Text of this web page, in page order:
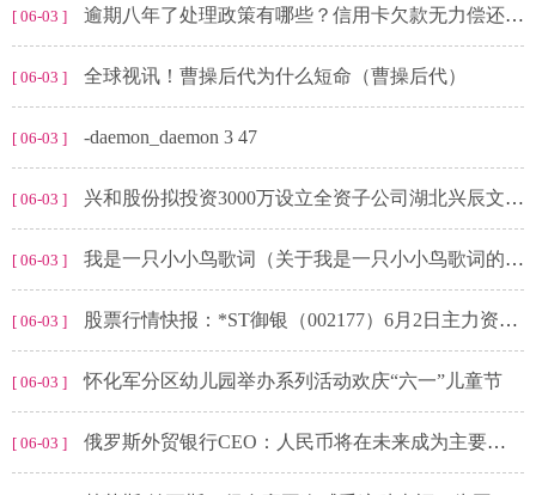
[ 06-03 ] 逾期八年了处理政策有哪些？信用卡欠款无力偿还怎么办？-动态焦点
[ 06-03 ] 全球视讯！曹操后代为什么短命（曹操后代）
[ 06-03 ] -daemon_daemon 3 47
[ 06-03 ] 兴和股份拟投资3000万设立全资子公司湖北兴辰文化体育发展有限公司
[ 06-03 ] 我是一只小小鸟歌词（关于我是一只小小鸟歌词的基本详情介绍）
[ 06-03 ] 股票行情快报：*ST御银（002177）6月2日主力资金净买入367.66万元
[ 06-03 ] 怀化军分区幼儿园举办系列活动欢庆“六一”儿童节
[ 06-03 ] 俄罗斯外贸银行CEO：人民币将在未来成为主要的储备和结算货币-全球新消息